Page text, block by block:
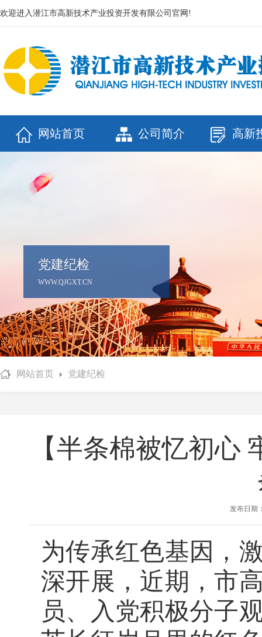
欢迎进入潜江市高新技术产业投资开发有限公司官网!
网站首页 公司简介 高新
党建纪检
WWW.QJGXT.CN
网站首页 党建纪检
【半条棉被忆初心
发布日期
为传承红色基因 ，
深开展，近期，市
员、入党积极分子